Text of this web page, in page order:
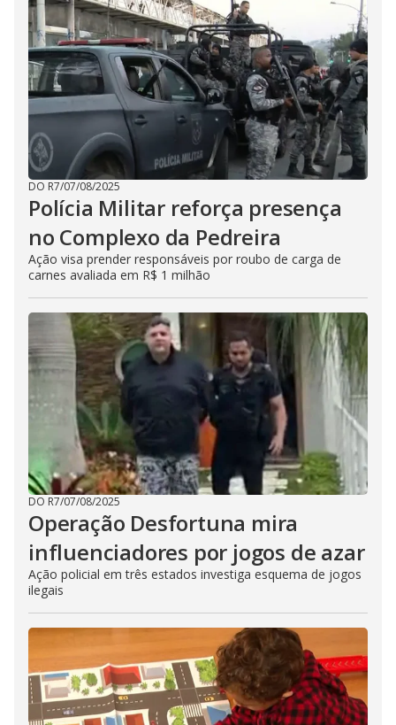
DO R7/07/08/2025
Polícia Militar reforça presença
no Complexo da Pedreira
Ação visa prender responsáveis por roubo de carga de
carnes avaliada em R$ 1 milhão
DO R7/07/08/2025
Operação Desfortuna mira
influenciadores por jogos de azar
Ação policial em três estados investiga esquema de jogos
ilegais